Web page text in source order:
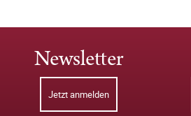
Newsletter
Jetzt anmelden